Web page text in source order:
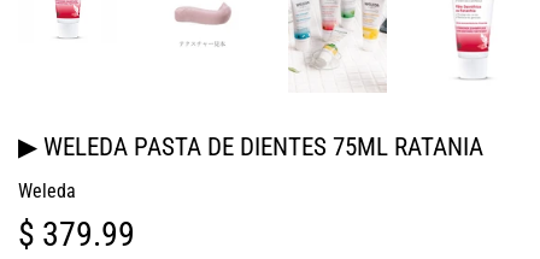
▶ WELEDA PASTA DE DIENTES 75ML RATANIA
Weleda
$ 379.99